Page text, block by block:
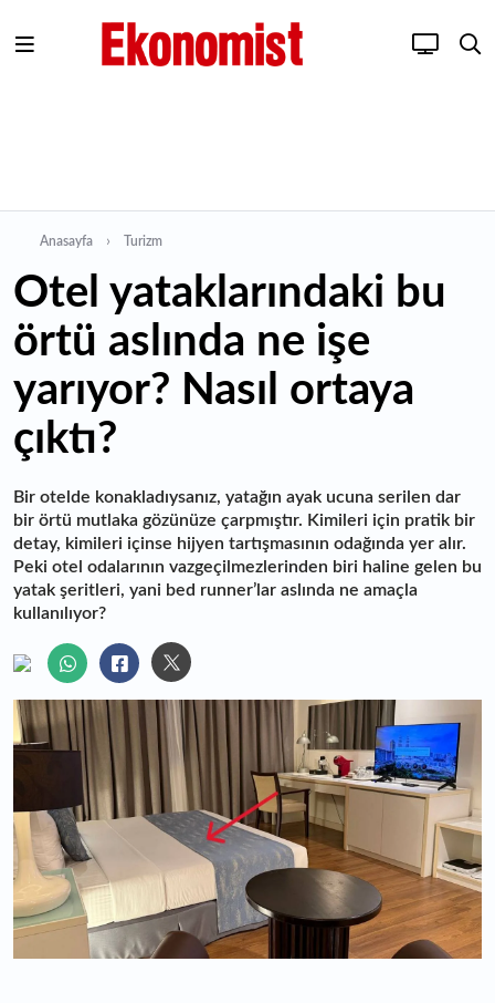
Anasayfa Turizm
Otel yataklarındaki bu
örtü aslında ne işe
yarıyor? Nasıl ortaya
çıktı?
Bir otelde konakladıysanız, yatağın ayak ucuna serilen dar
bir örtü mutlaka gözünüze çarpmıştır. Kimileri için pratik bir
detay, kimileri içinse hijyen tartışmasının odağında yer alır.
Peki otel odalarının vazgeçilmezlerinden biri haline gelen bu
yatak şeritleri, yani bed runner’lar aslında ne amaçla
kullanılıyor?